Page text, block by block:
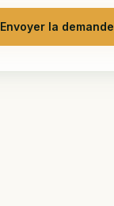
Envoyer la demande